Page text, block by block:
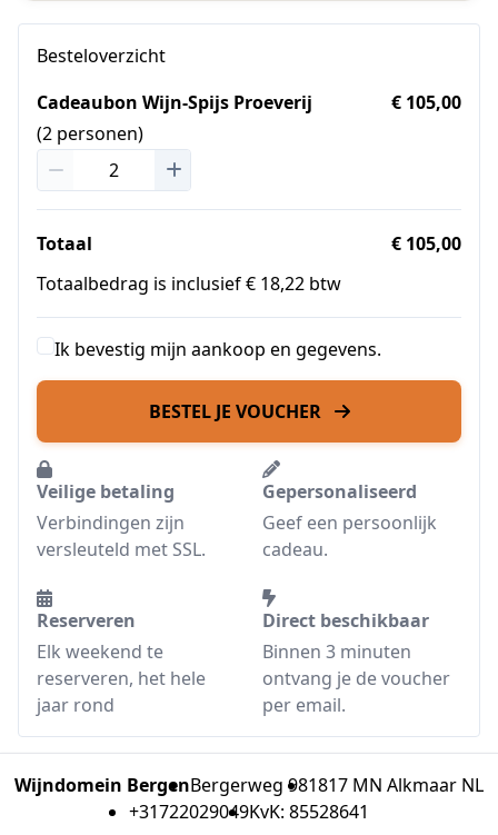
Besteloverzicht
Cadeaubon Wijn-Spijs Proeverij
(2 personen)
€ 105,00
Totaal
€ 105,00
Totaalbedrag is inclusief € 18,22 btw
Ik bevestig mijn aankoop en gegevens.
BESTEL JE VOUCHER
Veilige betaling
Verbindingen zijn
versleuteld met SSL.
Gepersonaliseerd
Geef een persoonlijk
cadeau.
Reserveren
Elk weekend te
reserveren, het hele
jaar rond
Direct beschikbaar
Binnen 3 minuten
ontvang je de voucher
per email.
Wijndomein BergenBergerweg 981817 MN Alkmaar NL
+31722029049KvK: 85528641